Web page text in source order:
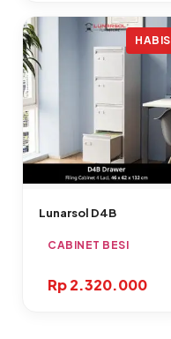
HABIS
Lunarsol D4B
CABINET BESI
Rp2.320.000